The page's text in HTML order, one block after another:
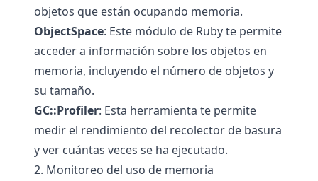
objetos que están ocupando memoria.
ObjectSpace: Este módulo de Ruby te permite
acceder a información sobre los objetos en
memoria, incluyendo el número de objetos y
su tamaño.
GC::Profiler: Esta herramienta te permite
medir el rendimiento del recolector de basura
y ver cuántas veces se ha ejecutado.
2. Monitoreo del uso de memoria